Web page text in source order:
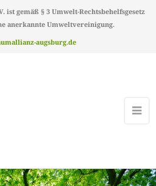
ist gemäß § 3 Umwelt-Rechtsbehelfsgesetz
anerkannte Umweltvereinigung.
augsburg.de